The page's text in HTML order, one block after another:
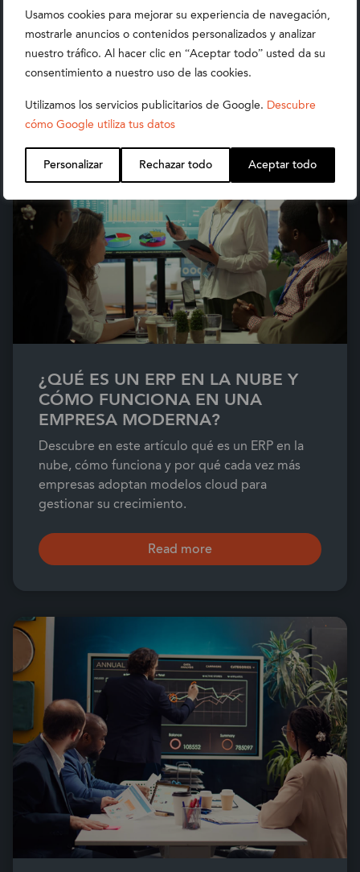
Usamos cookies para mejorar su experiencia de navegación,
mostrarle anuncios o contenidos personalizados y analizar
nuestro tráfico. Al hacer clic en “Aceptar todo” usted da su
consentimiento a nuestro uso de las cookies.
Utilizamos los servicios publicitarios de Google. Descubre
cómo Google utiliza tus datos
Personalizar Rechazar todo Aceptar todo
Read more
¿QUÉ ES UN ERP EN LA NUBE Y
CÓMO FUNCIONA EN UNA
EMPRESA MODERNA?
Descubre en este artículo qué es un ERP en la
nube, cómo funciona y por qué cada vez más
empresas adoptan modelos cloud para
gestionar su crecimiento.
Read more